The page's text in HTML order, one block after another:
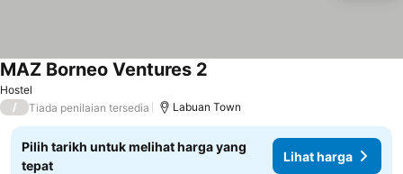
Hostel
MAZ Borneo Ventures 2
/ Tiada penilaian tersedia Labuan Town
Pilih tarikh untuk melihat harga yang
tepat
Lihat harga